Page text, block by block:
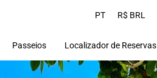
PT R$ BRL
Passeios Localizador de Reservas